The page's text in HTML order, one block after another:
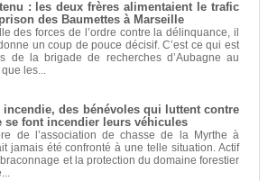
: les deux frères alimentaient le trafic
des Baumettes à Marseille
des forces de l’ordre contre la délinquance, il
un coup de pouce décisif. C’est ce qui est
de la brigade de recherches d’Aubagne au
les...
des bénévoles qui luttent contre
se font incendier leurs véhicules
de l’association de chasse de la Myrthe à
jamais été confronté à une telle situation. Actif
et la protection du domaine forestier